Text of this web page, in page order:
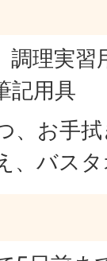
調理実
記用具
、お手
、バス